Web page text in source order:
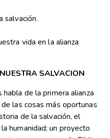
salvación.
vida en la alianza
SALVACION
de la primera alianza
las cosas más oportunas
de la salvación, el
humanidad; un proyecto